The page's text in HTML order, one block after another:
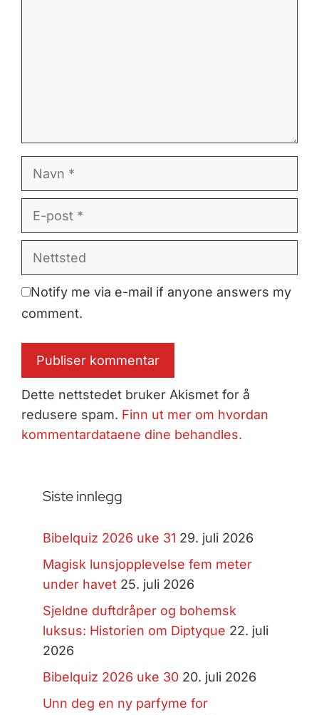
Navn
E-
post
Nettsted
Notify me via e-mail if anyone answers my
comment.
Dette nettstedet bruker Akismet for å
redusere spam. Finn ut mer om hvordan
kommentardataene dine behandles.
Siste innlegg
Bibelquiz 2026 uke 31 29. juli 2026
Magisk lunsjopplevelse fem meter
under havet 25. juli 2026
Sjeldne duftdråper og bohemsk
luksus: Historien om Diptyque 22. juli
2026
Bibelquiz 2026 uke 30 20. juli 2026
Unn deg en ny parfyme for